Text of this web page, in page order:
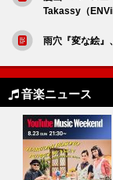
Takassy（
雨穴『変な絵』
音楽ニュース